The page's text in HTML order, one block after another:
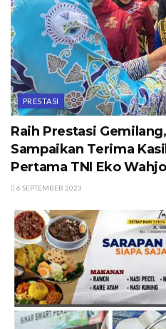
PRESTASI
Raih Prestasi
Sampaikan Terima
Pertama TNI Eko
6 SEPTEMBER 2023